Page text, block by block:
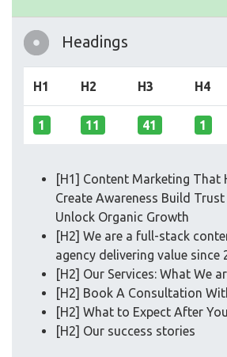
Headings
H1 H2 H3 H4
1 11 41 1
[H1] Content Marketing That
Create Awareness Build Trust
Unlock Organic Growth
[H2] We are a full-stack
agency delivering value since
[H2] Our Services: What We
[H2] Book A Consultation
[H2] What to Expect After
[H2] Our success stories